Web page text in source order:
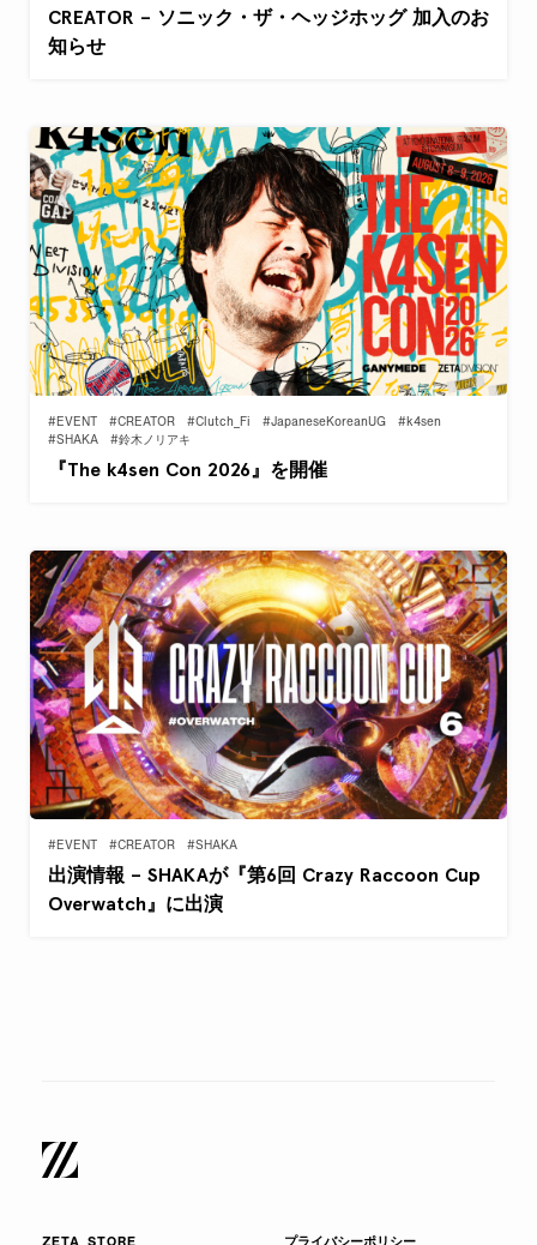
CREATOR – ソニック・ザ・ヘッジホッグ 加入のお
知らせ
#EVENT #CREATOR #Clutch_Fi #JapaneseKoreanUG
#k4sen
#SHAKA
#鈴木ノリアキ
『The k4sen Con 2026』を開催
#EVENT #CREATOR #SHAKA
出演情報 – SHAKAが『第6回 Crazy Raccoon Cup
Overwatch』に出演